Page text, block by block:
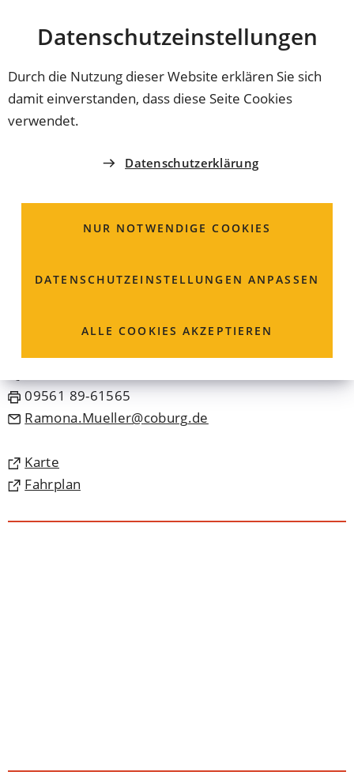
Datenschutz­einstellungen
Durch die Nutzung dieser Website erklären Sie sich
damit einverstanden, dass diese Seite Cookies
verwendet.
Datenschutzerklärung
NUR NOTWENDIGE COOKIES
DATENSCHUTZ­EINSTELLUNGEN ANPASSEN
ALLE COOKIES AKZEPTIEREN
INHALT ANSPRINGEN
Coburg
AMT FÜR JUGEND UND FAMILIE
Bezirke 3 und 6 (L-Z)
Steingasse 18
09561 89-61565
Ramona.Mueller
coburg de
Karte
(Öffnet
in
neuen
Fahrplan
(Öffnet
einem